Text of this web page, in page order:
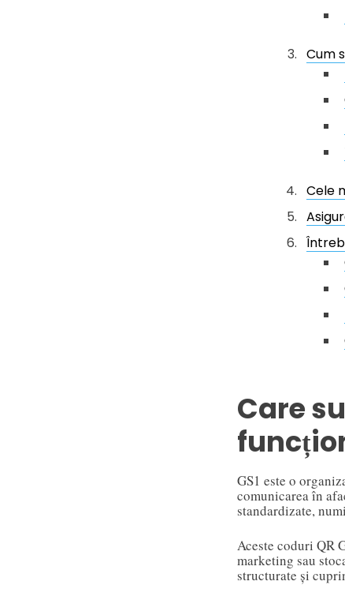
Cum
Cele
Care
GS1 este o
comunicarea în
standardizate,
Aceste coduri QR
marketing sau
structurate și